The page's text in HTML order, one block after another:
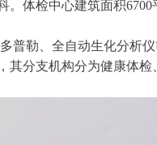
检中心建筑面积6700
勒、全自动生化分析仪
分支机构分为健康体